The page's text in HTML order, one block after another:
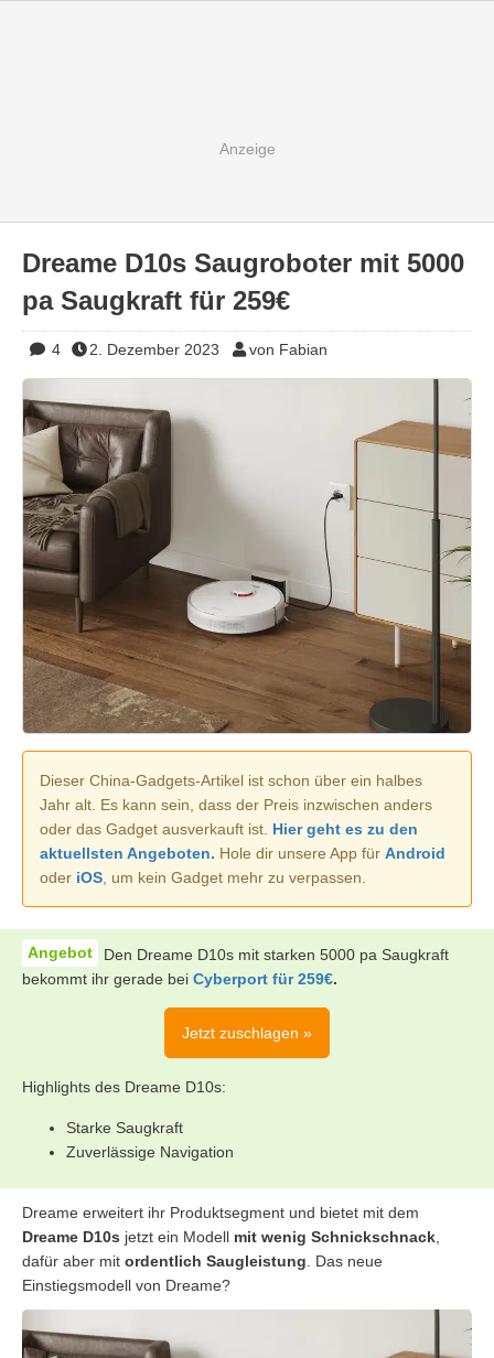
Dreame D10s Saugroboter mit 5000
pa Saugkraft für 259€
4 2. Dezember 2023 von Fabian
Dieser China-Gadgets-Artikel ist schon über ein halbes
Jahr alt. Es kann sein, dass der Preis inzwischen anders
oder das Gadget ausverkauft ist. Hier geht es zu den
aktuellsten Angeboten. Hole dir unsere App für Android
oder iOS , um kein Gadget mehr zu verpassen.
Den Dreame D10s mit starken 5000 pa Saugkraft
bekommt ihr gerade bei Cyberport für 259€.
Jetzt zuschlagen »
Highlights des Dreame D10s:
Starke Saugkraft
Zuverlässige Navigation
Dreame erweitert ihr Produktsegment und bietet mit dem
Dreame D10s jetzt ein Modell mit wenig Schnickschnack
dafür aber mit ordentlich Saugleistung . Das neue
Einstiegsmodell von Dreame?